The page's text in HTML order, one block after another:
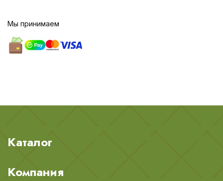
Мы принимаем
Каталог
Компания